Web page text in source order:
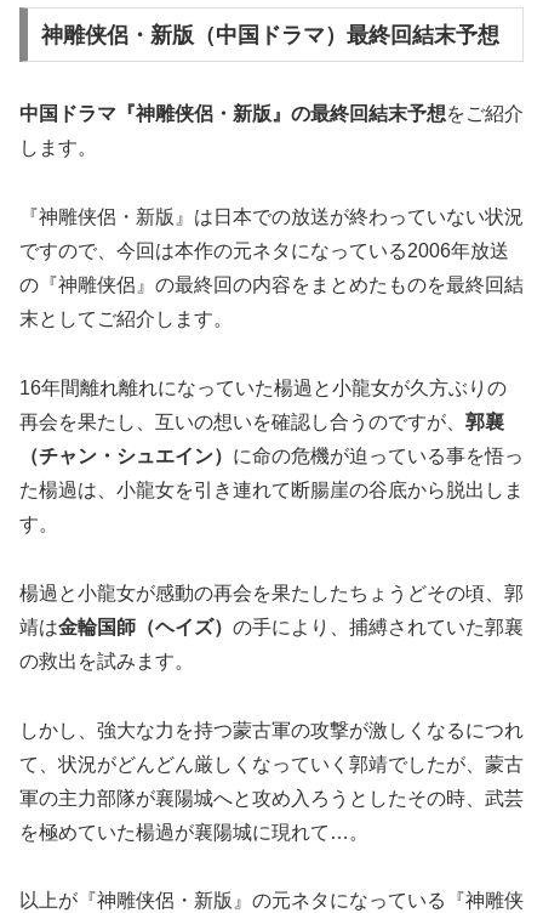
神雕侠侶・新版（中国ドラマ）最終回結末予想
中国ドラマ『神雕侠侶・新版』の最終回結末予想をご紹介
します。
『神雕侠侶・新版』は日本での放送が終わっていない状況
ですので、今回は本作の元ネタになっている2006年放送
の『神雕侠侶』の最終回の内容をまとめたものを最終回結
末としてご紹介します。
16年間離れ離れになっていた楊過と小龍女が久方ぶりの
再会を果たし、互いの想いを確認し合うのですが、 郭襄
（チャン・シュエイン） に命の危機が迫っている事を悟っ
た楊過は、小龍女を引き連れて断腸崖の谷底から脱出しま
す。
楊過と小龍女が感動の再会を果たしたちょうどその頃、郭
靖は金輪国師（ヘイズ） の手により、捕縛されていた郭襄
の救出を試みます。
しかし、強大な力を持つ蒙古軍の攻撃が激しくなるにつれ
て、状況がどんどん厳しくなっていく郭靖でしたが、蒙古
軍の主力部隊が襄陽城へと攻め入ろうとしたその時、武芸
を極めていた楊過が襄陽城に現れて…。
以上が『神雕侠侶・新版』の元ネタになっている『神雕侠